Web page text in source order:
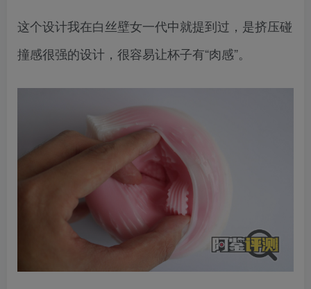
这个设计我在白丝壁女一代中就提到过，是挤压碰
撞感很强的设计，很容易让杯子有“肉感”。